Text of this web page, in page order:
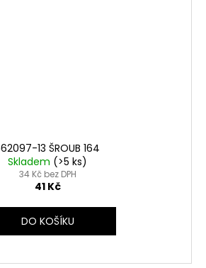
13 ŠROUB 164
Skladem (>5 ks)
34 Kč bez DPH
41 Kč
DO KOŠÍKU